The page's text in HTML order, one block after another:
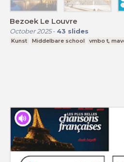
Bezoek Le Louvre
October 2025- 43 slides
Kunst Middelbare school vmbo t,